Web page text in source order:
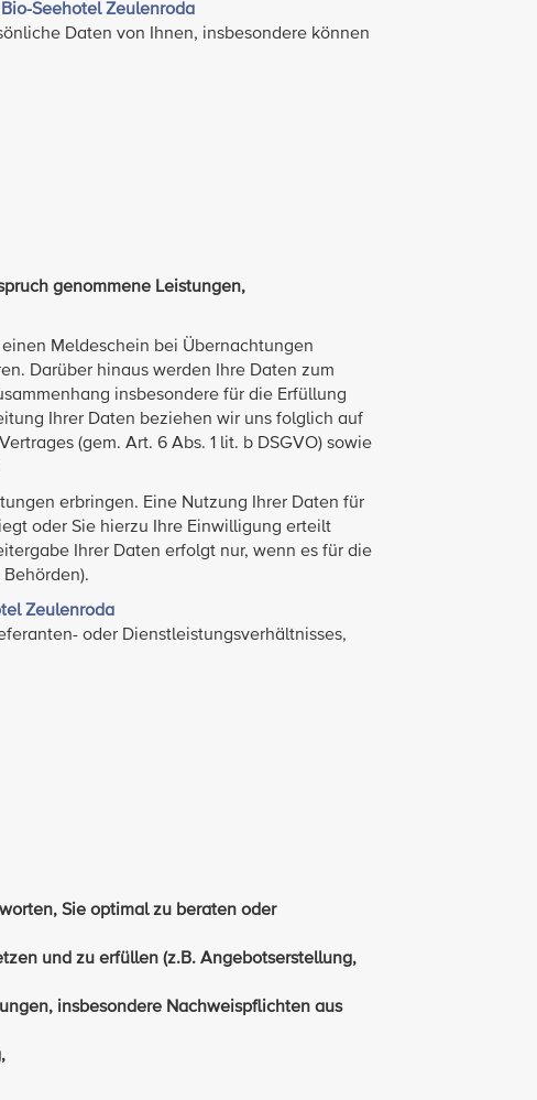
Seehotel Zeulenroda
Daten von Ihnen, insbesondere können
genommene Leistungen,
Meldeschein bei Übernachtungen
Darüber hinaus werden Ihre Daten zum
insbesondere für die Erfüllung
Ihrer Daten beziehen wir uns folglich auf
(gem. Art. 6 Abs. 1 lit. b DSGVO) sowie
erbringen. Eine Nutzung Ihrer Daten für
oder Sie hierzu Ihre Einwilligung erteilt
Ihrer Daten erfolgt nur, wenn es für die
Zeulenroda
oder Dienstleistungsverhältnisses,
Sie optimal zu beraten oder
und zu erfüllen (z.B. Angebotserstellung,
insbesondere Nachweispflichten aus